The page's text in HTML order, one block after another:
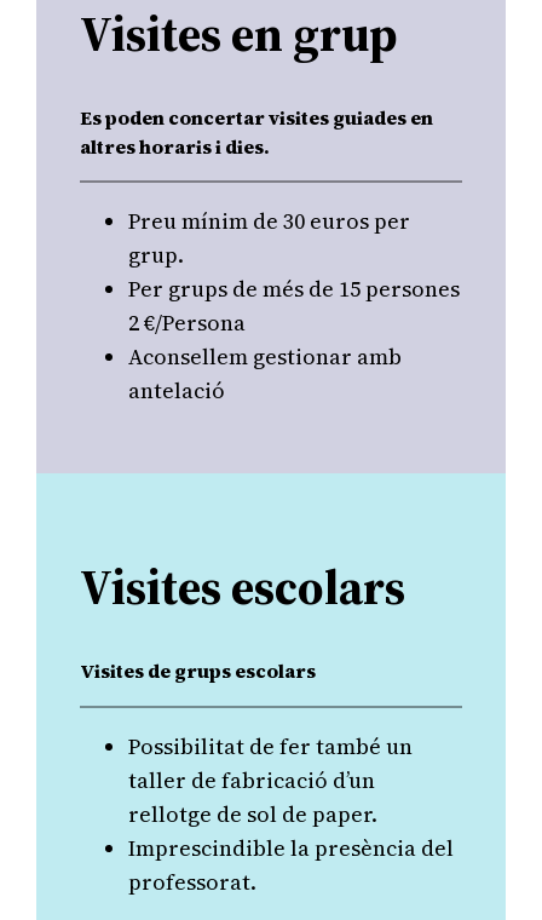
Visites en grup
Es poden concertar visites guiades en
altres horaris i dies.
Preu mínim de 30 euros per
grup.
Per grups de més de 15 persones
2 €/Persona
Aconsellem gestionar amb
antelació
Visites escolars
Visites de grups escolars
Possibilitat de fer també un
taller de fabricació d’un
rellotge de sol de paper.
Imprescindible la presència del
professorat.